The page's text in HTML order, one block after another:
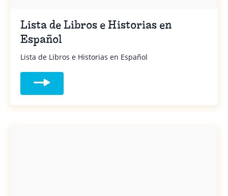
Lista de Libros e Historias en
Español
Lista de Libros e Historias en Español
Read more about Lista de Libros e